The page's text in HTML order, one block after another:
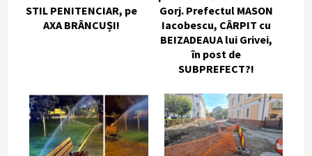
STIL PENITENCIAR, pe
AXA BRÂNCUȘI!
Gorj. Prefectul MASON
Iacobescu, CÂRPIT cu
BEIZADEAUA lui Grivei,
în post de
SUBPREFECT?!